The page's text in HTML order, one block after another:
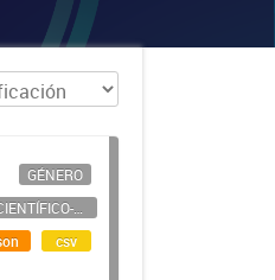
GÉNERO
PERSONAL CIENTÍFICO-TECNOLÓGICO
csv